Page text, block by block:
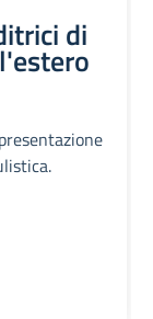
di